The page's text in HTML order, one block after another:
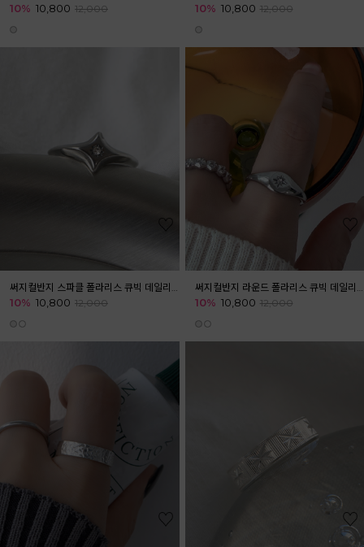
10% 10,800 12,000 10% 10,800 12,000
써지컬반지 스파클 폴라리스 큐빅 데일리 써지컬 스틸 반지
10% 10,800 12,000
써지컬반지 라운드 폴라리스 큐빅 데일리 써지컬 스틸 반지
10% 10,800 12,000